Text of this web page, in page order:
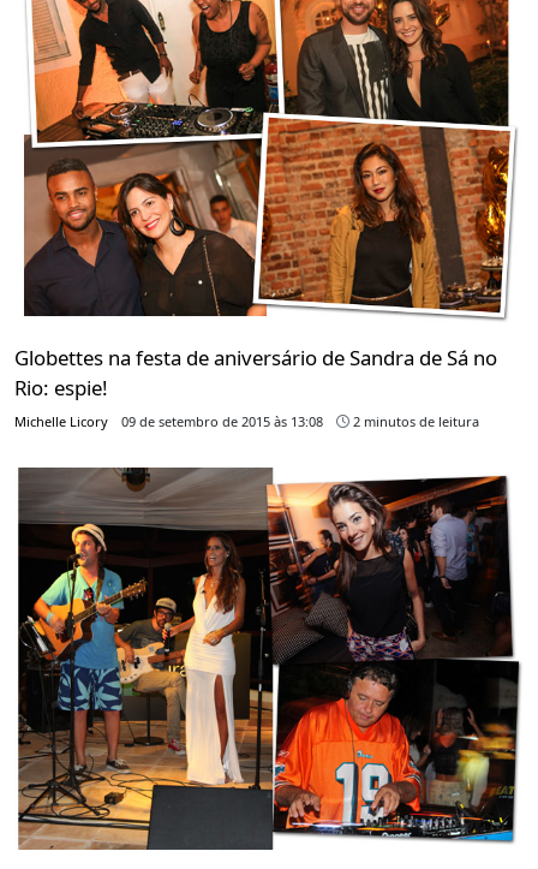
Globettes na festa de aniversário de Sandra de Sá no
Rio: espie!
Michelle Licory 09 de setembro de 2015 às 13:08 2 minutos de leitura